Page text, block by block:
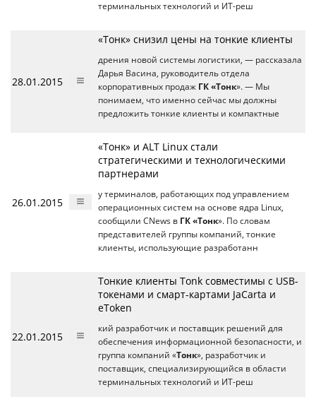
терминальных технологий и ИТ-реш
28.01.2015
«Тонк» снизил цены на тонкие клиенты
дрения новой системы логистики, — рассказала
Дарья Васина, руководитель отдела
корпоративных продаж ГК «Тонк». — Мы
понимаем, что именно сейчас мы должны
предложить тонкие клиенты и компактные
26.01.2015
«Тонк» и ALT Linux стали
стратегическими и технологическими
партнерами
у терминалов, работающих под управлением
операционных систем на основе ядра Linux,
сообщили CNews в ГК «Тонк». По словам
представителей группы компаний, тонкие
клиенты, использующие разработанн
22.01.2015
Тонкие клиенты Tonk совместимы с USB-
токенами и смарт-картами JaCarta и
eToken
кий разработчик и поставщик решений для
обеспечения информационной безопасности, и
группа компаний «Тонк», разработчик и
поставщик, специализирующийся в области
терминальных технологий и ИТ-реш